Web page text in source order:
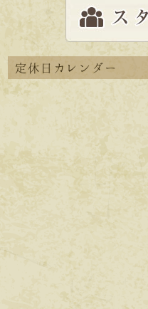
定休日カレンダー